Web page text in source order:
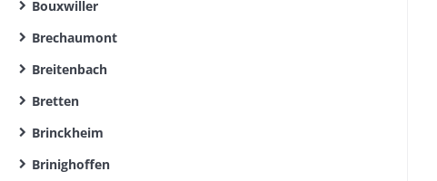
Bouxwiller
Brechaumont
Breitenbach
Bretten
Brinckheim
Brinighoffen